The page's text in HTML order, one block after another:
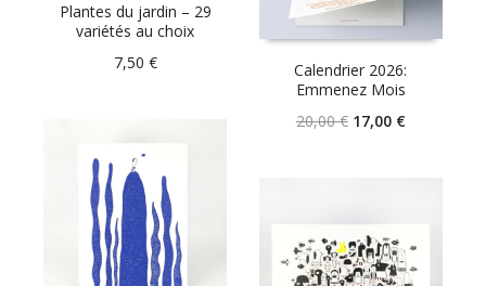
Plantes du jardin – 29
variétés au choix
7,50 €
Calendrier 2026:
Emmenez Mois
20,00€ Le
17,00 €Le